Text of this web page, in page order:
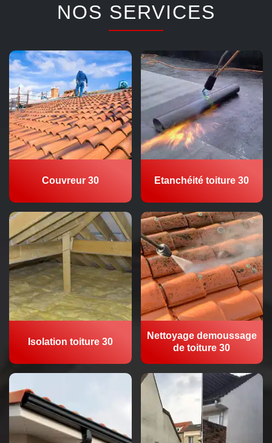
NOS SERVICES
Couvreur 30 Etanchéité toiture 30
Isolation toiture 30
Nettoyage demoussage
de toiture 30